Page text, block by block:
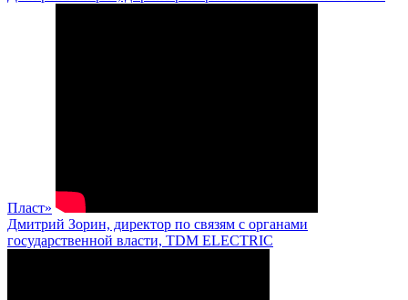
Пласт»
Дмитрий Зорин, директор по связям с органами
государственной власти, TDM ELECTRIC